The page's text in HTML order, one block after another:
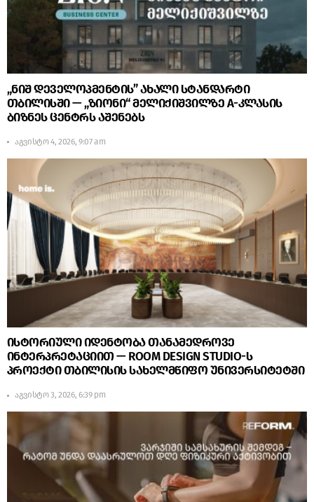
„ნიშ დეველოპმენტის” ახალი სტანდარტი
თბილისში — „ზიონი“ მელიქიშვილზე A-კლასის
ბიზნეს ცენტრს აშენებს
აგვისტო 4, 2026, 9:07 am
ისტორიული იდენტობა თანამედროვე
ინტერპრეტაციით — ROOM DESIGN STUDIO-ს
პროექტი თბილისის სახელმწიფო უნივერსიტეტში
აგვისტო 3, 2026, 6:39 pm